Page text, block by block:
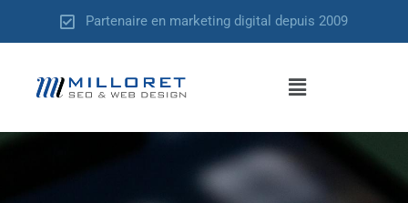
Partenaire en marketing digital depuis 2009
Menu